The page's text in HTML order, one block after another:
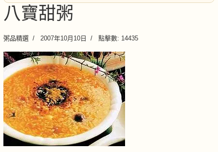
八寶甜粥
粥品精選 2007年10月10日 點擊數: 14435